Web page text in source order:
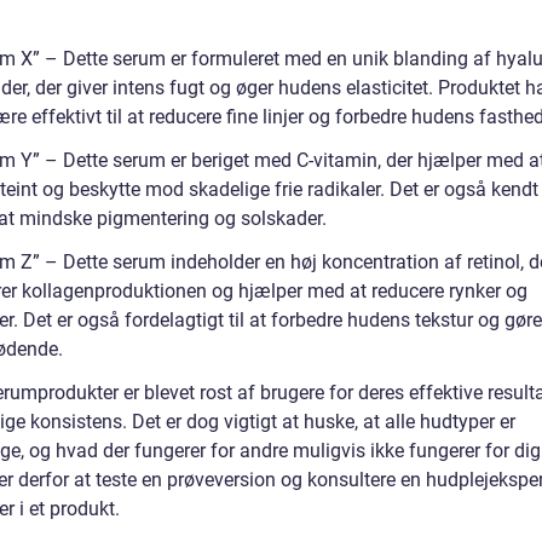
X” – Dette serum er formuleret med en unik blanding af
der giver intens fugt og øger hudens elasticitet. Produktet
effektivt til at reducere fine linjer og forbedre hudens
Y” – Dette serum er beriget med C-vitamin, der hjælper med
og beskytte mod skadelige frie radikaler. Det er også
mindske pigmentering og solskader.
Z” – Dette serum indeholder en høj koncentration af retinol,
kollagenproduktionen og hjælper med at reducere rynker og
Det er også fordelagtigt til at forbedre hudens tekstur og
er blevet rost af brugere for deres effektive
konsistens. Det er dog vigtigt at huske, at alle hudtyper er
og hvad der fungerer for andre muligvis ikke fungerer for
derfor at teste en prøveversion og konsultere en
i et produkt.